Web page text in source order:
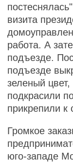
визита
работа. А
подъезде.
подъезде
зеленый
подкрасили
прикрепили к
Громкое
юго-западе